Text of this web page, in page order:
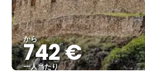
から
742 €
一人当たり